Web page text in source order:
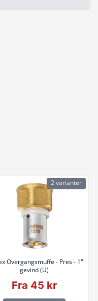
Overgangsmuffe - Pres - 1"
gevind (U)
Fra 45 kr
2 varianter